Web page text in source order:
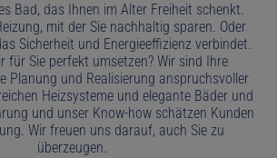
Bad, das Ihnen im Alter Freiheit schenkt.
mit der Sie nachhaltig sparen. Oder
Sicherheit und Energieeffizienz verbindet.
für Sie perfekt umsetzen? Wir sind Ihre
Planung und Realisierung anspruchsvoller
Heizsysteme und elegante Bäder und
und unser Know-how schätzen Kunden
Wir freuen uns darauf, auch Sie zu
überzeugen.